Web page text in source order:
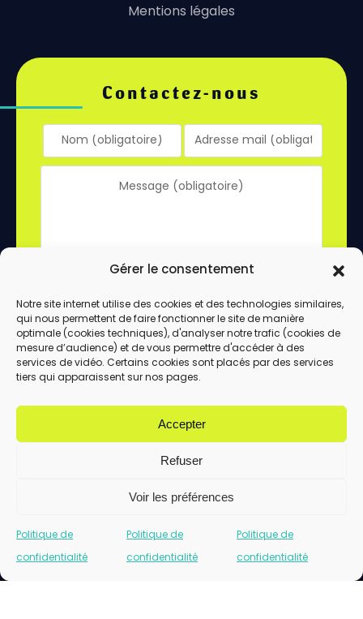
Gérer le consentement
Notre site internet utilise des cookies et des technologies similaires,
qui nous permettent de faire fonctionner le site de manière
optimale (cookies techniques), d'analyser notre trafic (cookies de
mesure d’audience) et de vous permettre d'accéder à des
services de vidéo. Certains cookies sont placés par des services
tiers qui apparaissent sur nos pages.
Accepter
Refuser
Voir les préférences
Politique de
confidentialité
Politique de
confidentialité
Politique de
confidentialité
Mentions légales
Contactez-nous
En utilisant ce formulaire, vous acceptez le
stockage et le traitement de vos données
par ce site.